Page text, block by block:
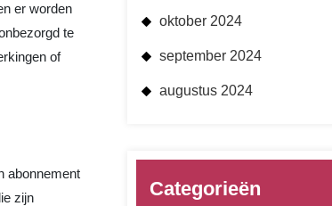
er worden
te
of
abonnement
zijn
oktober 2024
september 2024
augustus 2024
Categorieën